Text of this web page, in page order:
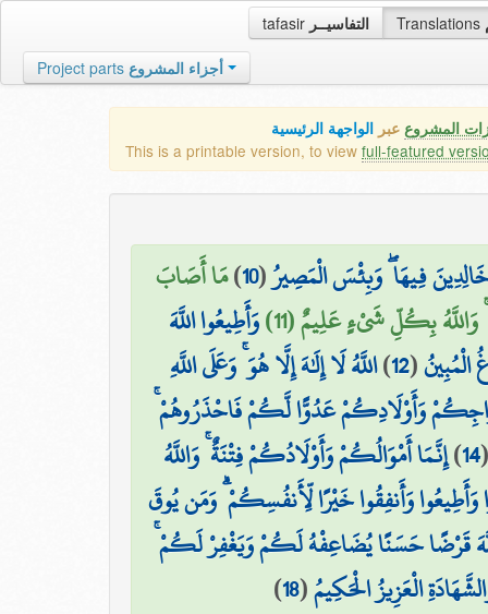
tafasir التفاسيــر Translations
Project parts أجزاء المشروع
المشروع عبر الواجهة الرئيسية
This is a printable version, to view full-featured
فِيهَا ۖ وَبِئْسَ الْمَصِيرُ(
10
)مَا أَصَابَ
وَاللَّهُ بِكُلِّ شَيْءٍ عَلِيمٌ (11) وَأَطِيعُوا اللَّهَ
الْمُبِينُ(
12
)اللَّهُ لَا إِلَٰهَ إِلَّا هُوَ ۚ وَعَلَى اللَّهِ
وَأَوْلَادِكُمْ عَدُوًّا لَّكُمْ فَاحْذَرُوهُمْ
14
)إِنَّمَا أَمْوَالُكُمْ وَأَوْلَادُكُمْ فِتْنَةٌ ۚ وَاللَّهُ
وَأَطِيعُوا وَأَنفِقُوا خَيْرًا لِّأَنفُسِكُمْ ۗ وَمَن يُوقَ
قَرْضًا حَسَنًا يُضَاعِفْهُ لَكُمْ وَيَغْفِرْ لَكُمْ
الْعَزِيزُ الْحَكِيمُ(
18
)